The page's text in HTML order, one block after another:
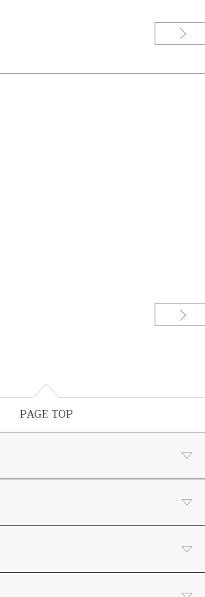
グ技術に最も優れており、厳正な評価基準を新た
に愛されるダイヤモンドを創出するなど輝かし
リリアンシーをもっとも大切に考えカットす
る、白色光の美しい輝きです。「最高のダイヤ
ダムの目指す品質です。
切に考えカットする。モニッケンダムがこだわ
のため、プラチナやK18の素材の露出を少なく
かれるデザインを心がけ、ダイヤモンドの魅力
PAGE TOP